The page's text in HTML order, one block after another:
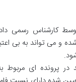
کارشناس رسمی
می تواند به بی
در پرونده ای مربوط